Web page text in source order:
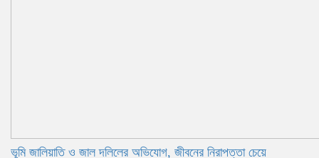
ভূমি জালিয়াতি ও জাল দলিলের অভিযোগ, জীবনের নিরাপত্তা চেয়ে